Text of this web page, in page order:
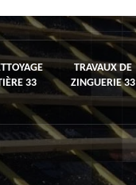
33
TRAVAUX DE
ZINGUERIE 33